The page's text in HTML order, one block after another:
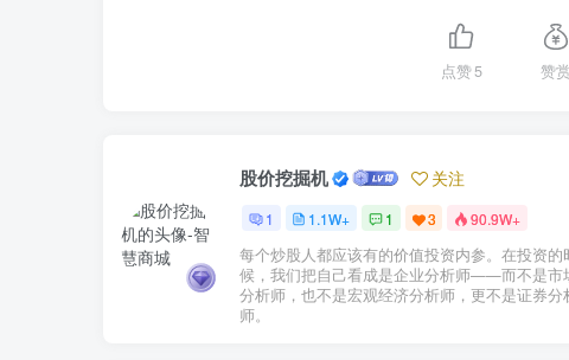
点赞5 赞赏
股价挖掘机 关注
1 1.1W+ 1 3 90.9W+
每个炒股人都应该有的价值投资内参。在投资的
候，我们把自己看成是企业分析师——而不是市
分析师，也不是宏观经济分析师，更不是证券分
师。